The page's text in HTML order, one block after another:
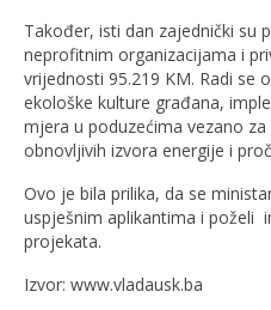
Također, isti dan zajednički su
neprofitnim organizacijama i
vrijednosti 95.219 KM. Radi se
ekološke kulture građana,
mjera u poduzećima vezano
obnovljivih izvora energije i
Ovo je bila prilika, da se
uspješnim aplikantima i poželi
projekata.
Izvor: www.vladausk.ba